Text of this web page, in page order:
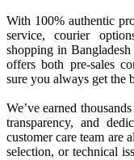
With 100% authentic
service, courier
shopping in
offers both pre-sales
sure you always get the
We’ve earned
transparency, and
customer care team are
selection, or technical